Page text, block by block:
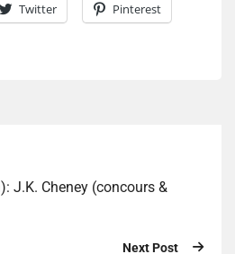
Twitter Pinterest
J.K. Cheney (concours &
Next Post